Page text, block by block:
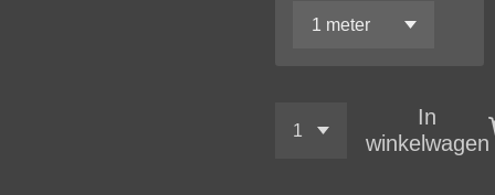
In
winkelwagen